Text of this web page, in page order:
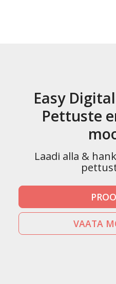
Easy
Pettuste
Laadi alla &
VAATA